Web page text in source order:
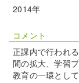
2014年
コメント
正課内で行われ
間の拡大、学習
教育の一環とし